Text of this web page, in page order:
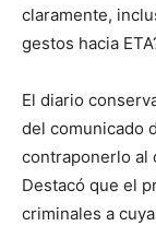
claramente,
gestos hacia
El diario
del comunicado
contraponerlo al
Destacó que el
criminales a